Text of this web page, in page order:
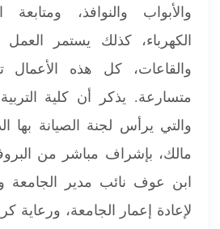
والأبواب والنوافذ، ومتابعة
الكهرباء، كذلك يستمر
والقاعات، كل هذه الأعمال
متسارعة. يذكر أن كلية
والتي يرأس لجنة الصيانة بها
مالك، بإشراف مباشر من
ابن عوف نائب مدير الجامعة
لإعادة إعمار الجامعة، ورعاية